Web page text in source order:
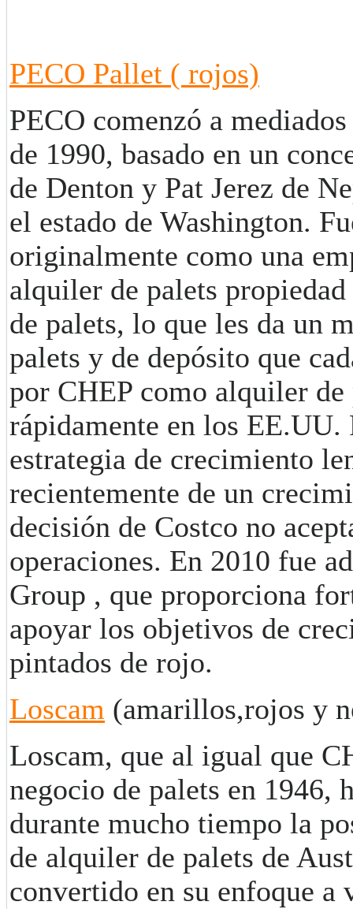
PECO Pallet ( rojos)
PECO comenzó a
de 1990, basado en un
de Denton y Pat Jerez de
el estado de Washington.
originalmente como una
alquiler de palets propiedad
de palets, lo que les da un
palets y de depósito que
por CHEP como alquiler
rápidamente en los EE.UU.
estrategia de crecimiento
recientemente de un
decisión de Costco no
operaciones. En 2010 fue
Group , que proporciona
apoyar los objetivos de
pintados de rojo.
Loscam (amarillos,rojos y
Loscam, que al igual que
negocio de palets en 1946,
durante mucho tiempo la
de alquiler de palets de
convertido en su enfoque a